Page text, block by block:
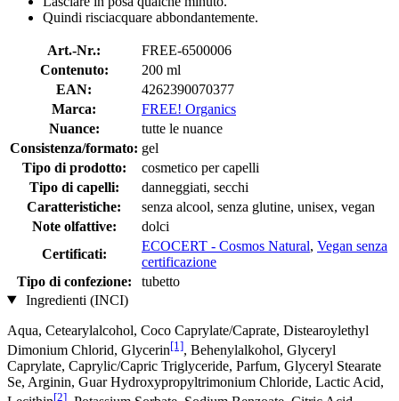
Quindi risciacquare abbondantemente.
Art.-Nr.:
FREE-6500006
Contenuto:
200 ml
EAN:
4262390070377
Marca:
FREE! Organics
Nuance:
tutte le nuance
Consistenza/formato: gel
Tipo di prodotto:
cosmetico per capelli
Tipo di capelli:
danneggiati, secchi
Caratteristiche:
senza alcool, senza glutine, unisex, vegan
Note olfattive:
dolci
Certificati:
ECOCERT - Cosmos Natural, Vegan senza
certificazione
Tipo di confezione:
tubetto
Ingredienti (INCI)
Aqua, Cetearylalcohol, Coco Caprylate/Caprate, Distearoylethyl
Dimonium Chlorid, Glycerin[1], Behenylalkohol, Glyceryl
Caprylate, Caprylic/Capric Triglyceride, Parfum, Glyceryl Stearate
Se, Arginin, Guar Hydroxypropyltrimonium Chloride, Lactic Acid,
[2]